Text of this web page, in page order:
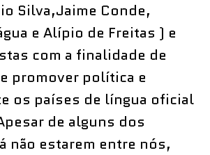
Silva,Jaime Conde,
e Alípio de Freitas ) e
com a finalidade de
promover política e
os países de língua oficial
de alguns dos
não estarem entre nós,